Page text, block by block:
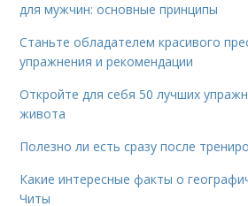
для мужчин: основные принципы
Станьте обладателем красивого
упражнения и рекомендации
Откройте для себя 50 лучших
живота
Полезно ли есть сразу после
Какие интересные факты о
Читы